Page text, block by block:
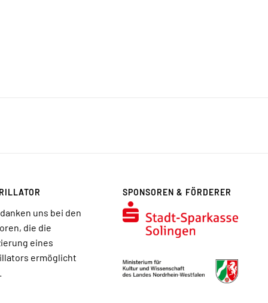
uns bei den
die die
eines
ermöglicht
SPONSOREN & FÖRDERER